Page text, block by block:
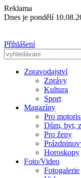
Reklama
Dnes je pondělí
Přihlášení
Zpravodajství
Zprávy
Kultura
Sport
Magazíny
Pro
Dům, byt,
Pro ženy
Horoskopy
Foto/Video
Fotogalerie